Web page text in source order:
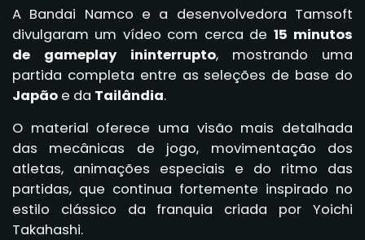
A Bandai Namco e a desenvolvedora Tamsoft
divulgaram um vídeo com cerca de 15 minutos
de gameplay ininterrupto, mostrando uma
partida completa entre as seleções de base do
Japão e da Tailândia.
O material oferece uma visão mais detalhada
das mecânicas de jogo, movimentação dos
atletas, animações especiais e do ritmo das
partidas, que continua fortemente inspirado no
estilo clássico da franquia criada por Yoichi
Takahashi.